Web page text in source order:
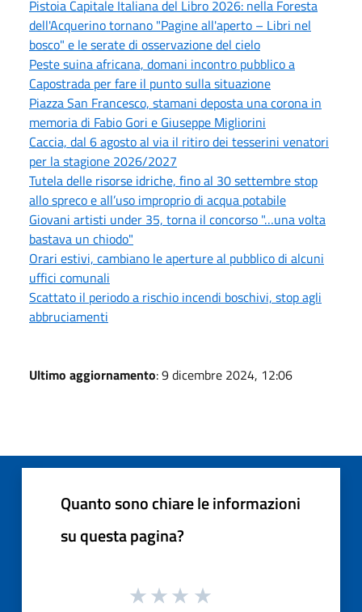
Pistoia Capitale Italiana del Libro 2026: nella Foresta
dell'Acquerino tornano "Pagine all'aperto – Libri nel
bosco" e le serate di osservazione del cielo
Peste suina africana, domani incontro pubblico a
Capostrada per fare il punto sulla situazione
Piazza San Francesco, stamani deposta una corona in
memoria di Fabio Gori e Giuseppe Migliorini
Caccia, dal 6 agosto al via il ritiro dei tesserini venatori
per la stagione 2026/2027
Tutela delle risorse idriche, fino al 30 settembre stop
allo spreco e all’uso improprio di acqua potabile
Giovani artisti under 35, torna il concorso "…una volta
bastava un chiodo"
Orari estivi, cambiano le aperture al pubblico di alcuni
uffici comunali
Scattato il periodo a rischio incendi boschivi, stop agli
abbruciamenti
Ultimo aggiornamento: 9 dicembre 2024, 12:06
Quanto sono chiare le informazioni
su questa pagina?